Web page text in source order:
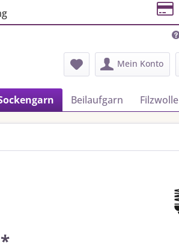
Mein Konto
Beilaufgarn Filzwolle